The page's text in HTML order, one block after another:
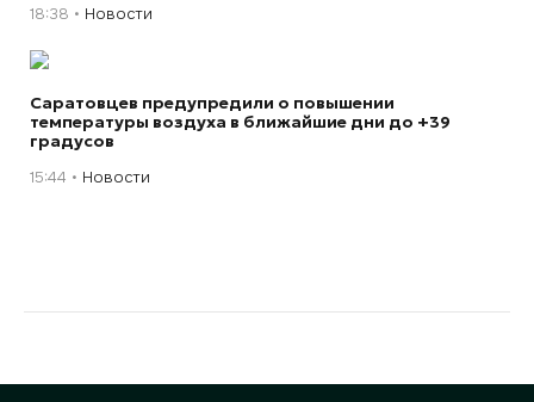
18:38 Новости
Саратовцев предупредили о повышении
температуры воздуха в ближайшие дни до +39
градусов
15:44 Новости